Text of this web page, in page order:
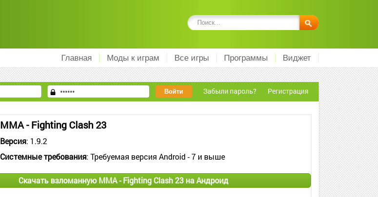
Главная Моды к играм Все игры Программы Виджет
Забыли пароль? Регистрация
MMA - Fighting Clash 23
Версия: 1.9.2
Системные требования: Требуемая версия Android - 7 и выше
Скачать взломанную MMA - Fighting Clash 23 на Андроид